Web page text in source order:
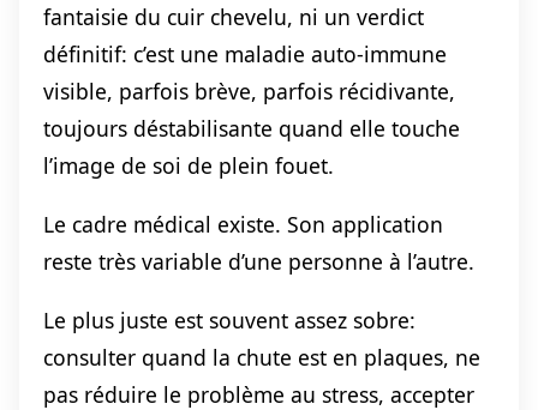
fantaisie du cuir chevelu, ni un verdict
définitif: c’est une maladie auto-immune
visible, parfois brève, parfois récidivante,
toujours déstabilisante quand elle touche
l’image de soi de plein fouet.
Le cadre médical existe. Son application
reste très variable d’une personne à l’autre.
Le plus juste est souvent assez sobre:
consulter quand la chute est en plaques, ne
pas réduire le problème au stress, accepter